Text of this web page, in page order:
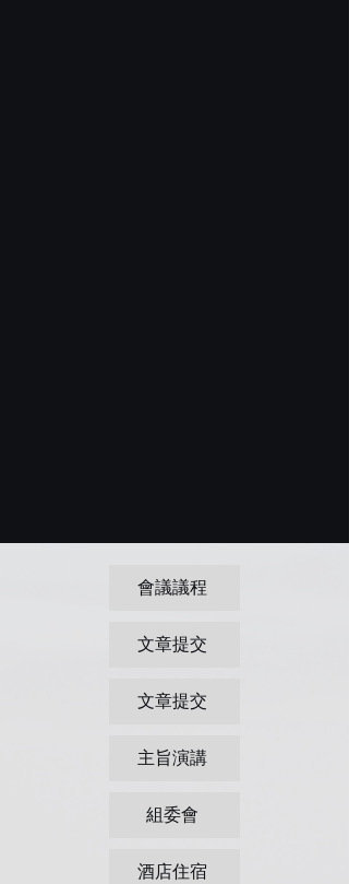
會議議程
文章提交
文章提交
主旨演講
組委會
酒店住宿